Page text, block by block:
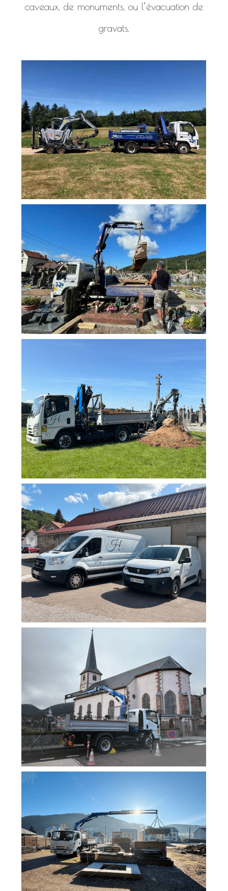
caveaux, de monuments, ou l’évacuation de
gravats.